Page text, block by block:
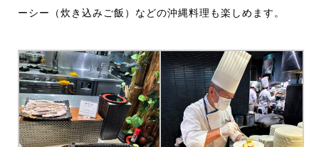
ーシー（炊き込みご飯）などの沖縄料理も楽しめます。